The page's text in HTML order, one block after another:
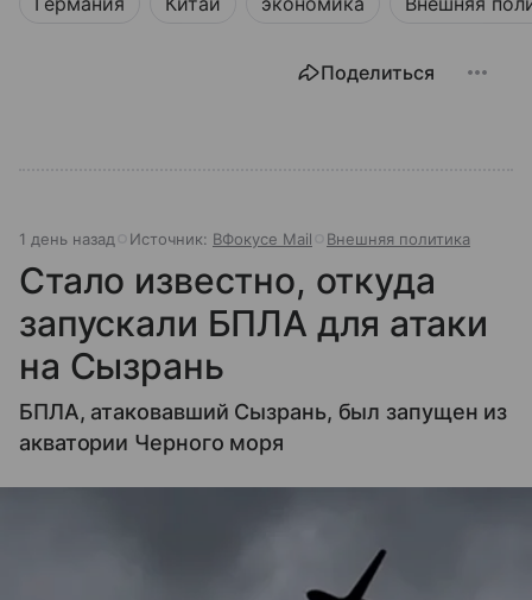
Поделиться
1 день назад Источник: ВФокусе Mail Внешняя политика
Стало известно, откуда
запускали БПЛА для атаки
на Сызрань
БПЛА, атаковавший Сызрань, был запущен из
акватории Черного моря